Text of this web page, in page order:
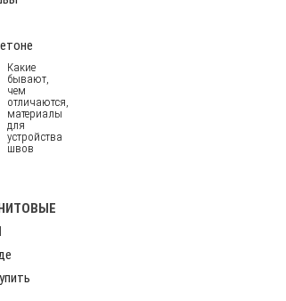
Какие
бывают,
чем
отличаются,
материалы
для
устройства
швов